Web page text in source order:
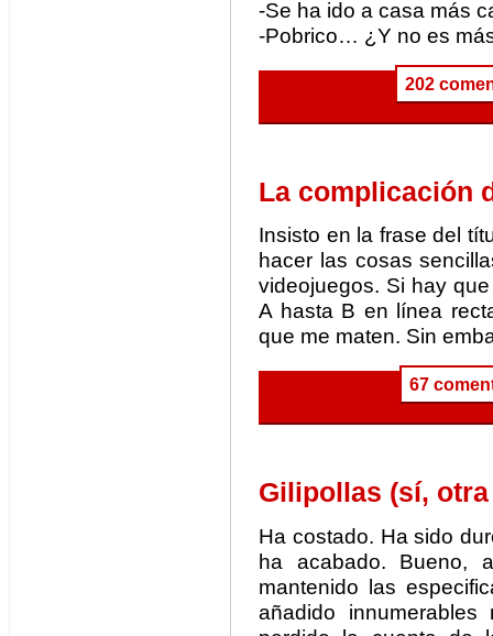
-Se ha ido a casa más
-Pobrico… ¿Y no es
202
La complicación
Insisto en la frase del
hacer las cosas
videojuegos. Si hay
A hasta B en línea
que me maten. Sin
67
Gilipollas (sí, otra
Ha costado. Ha sido
ha acabado. Bueno,
mantenido las
añadido